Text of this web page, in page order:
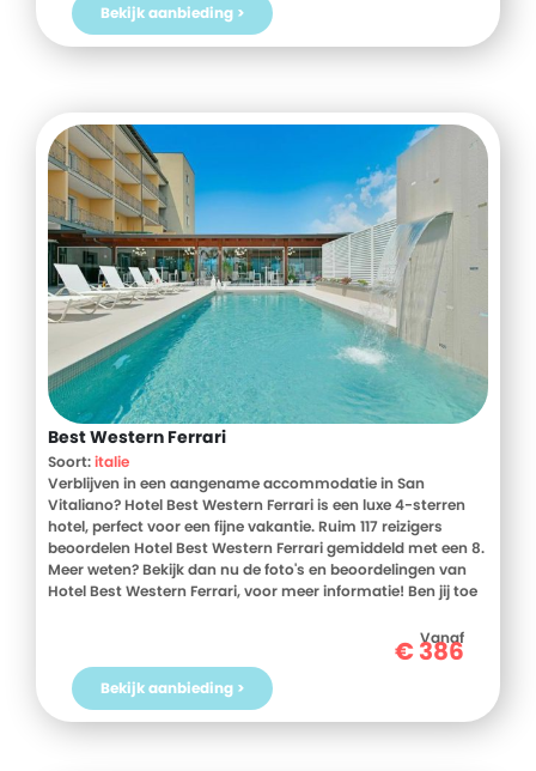
Bekijk aanbieding >
Best Western Ferrari
Soort:italie
Verblijven in een aangename accommodatie in San
Vitaliano? Hotel Best Western Ferrari is een luxe 4-sterren
hotel, perfect voor een fijne vakantie. Ruim 117 reizigers
beoordelen Hotel Best Western Ferrari gemiddeld met een 8.
Meer weten? Bekijk dan nu de foto's en beoordelingen van
Hotel Best Western Ferrari, voor meer informatie! Ben jij toe
Vanaf
€386
Bekijk aanbieding >